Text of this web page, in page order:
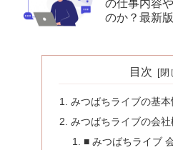
の仕事内容
のか？最新
目次
みつばちライブの基本
みつばちライブの会社
■ みつばちライブ